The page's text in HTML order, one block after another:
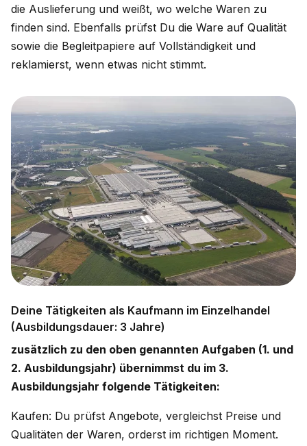
die Auslieferung und weißt, wo welche Waren zu
finden sind. Ebenfalls prüfst Du die Ware auf Qualität
sowie die Begleitpapiere auf Vollständigkeit und
reklamierst, wenn etwas nicht stimmt.
Deine Tätigkeiten als Kaufmann im Einzelhandel
(Ausbildungsdauer: 3 Jahre)
zusätzlich zu den oben genannten Aufgaben (1. und
2. Ausbildungsjahr) übernimmst du im 3.
Ausbildungsjahr folgende Tätigkeiten:
Kaufen: Du prüfst Angebote, vergleichst Preise und
Qualitäten der Waren, orderst im richtigen Moment.